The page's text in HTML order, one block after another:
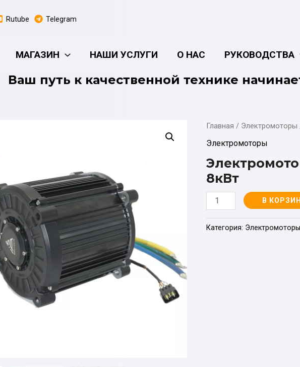
Rutube Telegram
МАГАЗИН НАШИ УСЛУГИ О НАС РУКОВОДСТВА
Ваш путь к качественной технике
Главная / Электромоторы
Электромоторы
8кВт
Количество
товара
Электромотор
В
Категория: Электромоторы